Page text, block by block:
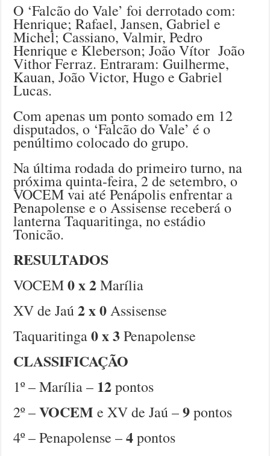
O ‘Falcão do Vale’ foi derrotado com:
Henrique; Rafael, Jansen, Gabriel e
Michel; Cassiano, Valmir, Pedro
Henrique e Kleberson; João Vítor João
Vithor Ferraz. Entraram: Guilherme,
Kauan, João Victor, Hugo e Gabriel
Lucas.
Com apenas um ponto somado em 12
disputados, o ‘Falcão do Vale’ é o
penúltimo colocado do grupo.
Na última rodada do primeiro turno, na
próxima quinta-feira, 2 de setembro, o
VOCEM vai até Penápolis enfrentar a
Penapolense e o Assisense receberá o
lanterna Taquaritinga, no estádio
Tonicão.
RESULTADOS
VOCEM0 x 2Marília
XV de Jaú2 x 0Assisense
Taquaritinga0 x 3 Penapolense
CLASSIFICAÇÃO
1º – Marília – 12pontos
2º –VOCEM e XV de Jaú –9pontos
4º – Penapolense –4pontos